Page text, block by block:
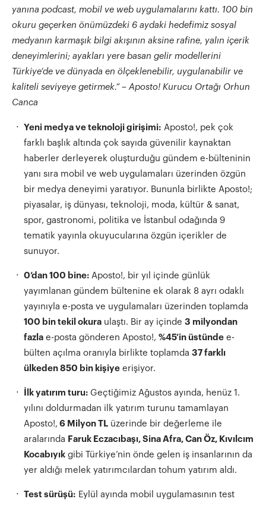
yanına podcast, mobil ve web uygulamalarını kattı. 100 bin
okuru geçerken önümüzdeki 6 aydaki hedefimiz sosyal
medyanın karmaşık bilgi akışının aksine rafine, yalın içerik
deneyimlerini; ayakları yere basan gelir modellerini
Türkiye’de ve dünyada en ölçeklenebilir, uygulanabilir ve
kaliteli seviyeye getirmek.” – Aposto! Kurucu Ortağı Orhun
Canca
Yeni medya ve teknoloji girişimi: Aposto!, pek çok
farklı başlık altında çok sayıda güvenilir kaynaktan
haberler derleyerek oluşturduğu gündem e-bülteninin
yanı sıra mobil ve web uygulamaları üzerinden özgün
bir medya deneyimi yaratıyor. Bununla birlikte Aposto!;
piyasalar, iş dünyası, teknoloji, moda, kültür & sanat,
spor, gastronomi, politika ve İstanbul odağında 9
tematik yayınla okuyucularına özgün içerikler de
sunuyor.
0’dan 100 bine: Aposto!, bir yıl içinde günlük
yayımlanan gündem bültenine ek olarak 8 ayrı odaklı
yayınıyla e-posta ve uygulamaları üzerinden toplamda
100 bin tekil okura ulaştı. Bir ay içinde 3 milyondan
fazla e-posta gönderen Aposto!, %45’in üstünde e-
bülten açılma oranıyla birlikte toplamda 37 farklı
ülkeden 850 bin kişiye erişiyor.
İlk yatırım turu: Geçtiğimiz Ağustos ayında, henüz 1.
yılını doldurmadan ilk yatırım turunu tamamlayan
Aposto!, 6 Milyon TL üzerinde bir değerleme ile
aralarında Faruk Eczacıbaşı, Sina Afra, Can Öz, Kıvı lcım
Kocabıyık gibi Türkiye’nin önde gelen iş insanlarının da
yer aldığı melek yatırımcılardan tohum yatırım aldı.
Test sürüşü: Eylül ayında mobil uygulamasının test